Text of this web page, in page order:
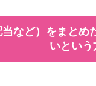
など）をまと
いという